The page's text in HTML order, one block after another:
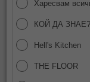
Харесвам
КОЙ ДА ЗНАЕ?
Hell's Kitchen
THE FLOOR